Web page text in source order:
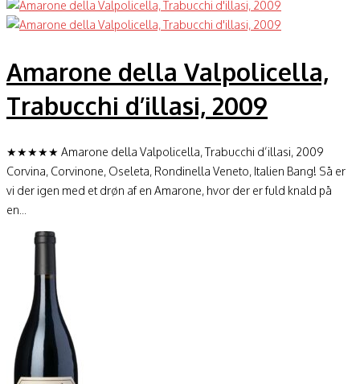
Amarone della Valpolicella,
Trabucchi d’illasi, 2009
★★★★★ Amarone della Valpolicella, Trabucchi d’illasi, 2009
Corvina, Corvinone, Oseleta, Rondinella Veneto, Italien Bang! Så er
vi der igen med et drøn af en Amarone, hvor der er fuld knald på
en...